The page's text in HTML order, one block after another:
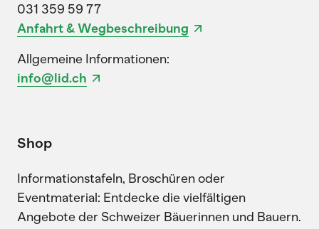
031 359 59 77
Anfahrt & Wegbeschreibung
Allgemeine Informationen:
info@lid.ch
Shop
Informationstafeln, Broschüren oder
Eventmaterial: Entdecke die vielfältigen
Angebote der Schweizer Bäuerinnen und Bauern.